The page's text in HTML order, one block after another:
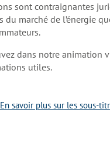
sont contraignantes
du marché de l’énergie
dans notre animation
utiles.
En savoir plus sur les sous-